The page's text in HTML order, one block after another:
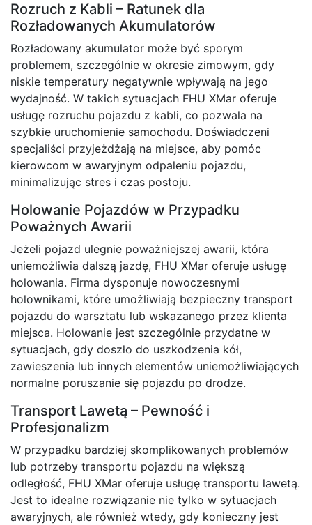
Rozruch z Kabli – Ratunek dla
Rozładowanych Akumulatorów
Rozładowany akumulator może być sporym
problemem, szczególnie w okresie zimowym, gdy
niskie temperatury negatywnie wpływają na jego
wydajność. W takich sytuacjach FHU XMar oferuje
usługę rozruchu pojazdu z kabli, co pozwala na
szybkie uruchomienie samochodu. Doświadczeni
specjaliści przyjeżdżają na miejsce, aby pomóc
kierowcom w awaryjnym odpaleniu pojazdu,
minimalizując stres i czas postoju.
Holowanie Pojazdów w Przypadku
Poważnych Awarii
Jeżeli pojazd ulegnie poważniejszej awarii, która
uniemożliwia dalszą jazdę, FHU XMar oferuje usługę
holowania. Firma dysponuje nowoczesnymi
holownikami, które umożliwiają bezpieczny transport
pojazdu do warsztatu lub wskazanego przez klienta
miejsca. Holowanie jest szczególnie przydatne w
sytuacjach, gdy doszło do uszkodzenia kół,
zawieszenia lub innych elementów uniemożliwiających
normalne poruszanie się pojazdu po drodze.
Transport Lawetą – Pewność i
Profesjonalizm
W przypadku bardziej skomplikowanych problemów
lub potrzeby transportu pojazdu na większą
odległość, FHU XMar oferuje usługę transportu lawetą.
Jest to idealne rozwiązanie nie tylko w sytuacjach
awaryjnych, ale również wtedy, gdy konieczny jest